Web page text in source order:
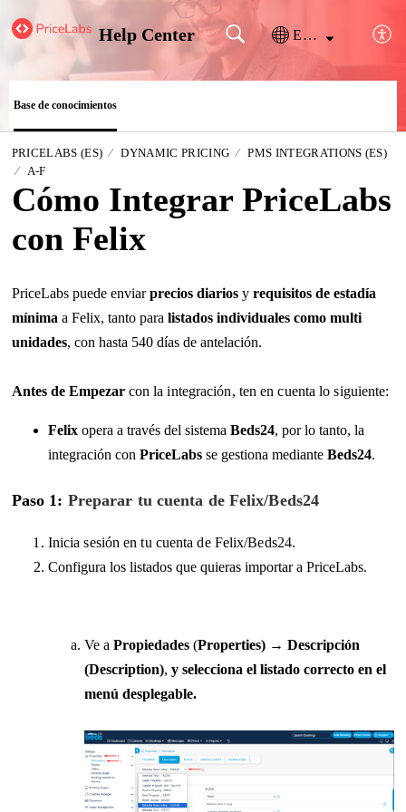
Help Center Español (España)
Base de conocimientos
PRICELABS (ES) DYNAMIC PRICING
PMS INTEGRATIONS (ES)
A-F
Cómo Integrar PriceLabs
con Felix
PriceLabs puede enviarprecios diarios y requisitos de estadía
mínima a Felix, tanto para listados individuales como multi
unidades, con hasta 540 días de antelación.
Antes de Empezar con la integración, ten en cuenta lo siguiente:
Felix opera a través del sistema Beds24, por lo tanto, la
integración con PriceLabsse gestiona mediante Beds24.
Paso 1: Preparar tu cuenta de Felix/Beds24
Inicia sesión en tu cuenta de Felix/Beds24.
Configura los listados que quieras importar a PriceLabs.
Ve a Propiedades(Properties) → Descripción
(Description), y selecciona el listado correcto en el
menú desplegable.